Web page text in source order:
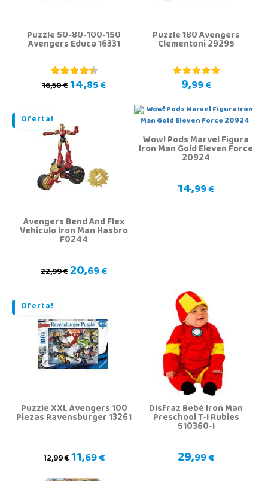
Puzzle 50-80-100-150
Avengers Educa 16331
16,50 €14,85 €
Puzzle 180 Avengers
Clementoni 29295
9,99 €
Oferta!
Avengers Bend And Flex
Vehículo Iron Man Hasbro
F0244
22,99 €20,69 €
Wow! Pods Marvel Figura
Iron Man Gold Eleven Force
20924
14,99 €
Oferta!
Puzzle XXL Avengers 100
Piezas Ravensburger 13261
12,99 €11,69 €
Disfraz Bebé Iron Man
Preschool T-I Rubies
510360-I
29,99 €